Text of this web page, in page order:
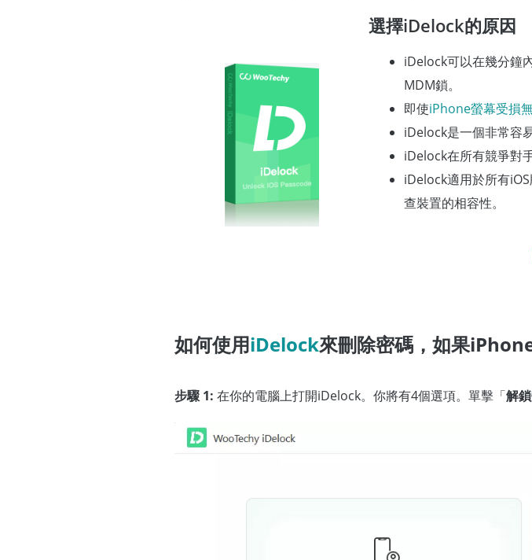
選擇iDelock的原因
iDelock可以在幾分鐘
MDM鎖。
即使iPhone螢幕受損
iDelock是一個非常容
iDelock在所有競爭對
iDelock適用於所有
查裝置的相容性。
如何使用iDelock來刪除密碼，如果
步驟 1: 在你的電腦上打開iDelock。你將有4個選項。單擊「解